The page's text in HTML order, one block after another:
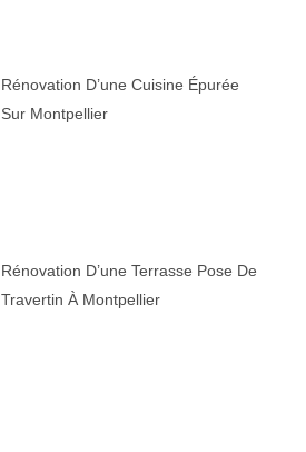
Rénovation D’une Cuisine Épurée
Sur Montpellier
Rénovation D’une Terrasse Pose De
Travertin À Montpellier